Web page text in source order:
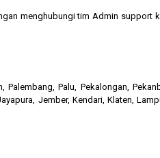
menghubungi tim Admin support
Palu, Pekalongan,
Jember, Kendari, Klaten,